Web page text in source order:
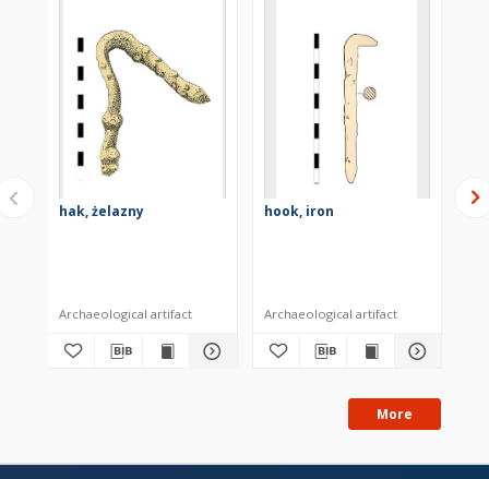
hak, żelazny
Archaeological artifact
hook, iron
Archaeological artifact
More